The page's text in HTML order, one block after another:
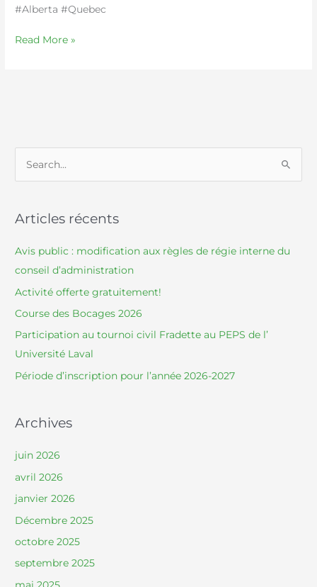
#Alberta #Quebec
Read More »
r
r
:
Articles récents
Avis public : modification aux règles de régie interne du
conseil d’administration
Activité offerte gratuitement!
Course des Bocages 2026
Participation au tournoi civil Fradette au PEPS de l’
Université Laval
Période d’inscription pour l’année 2026-2027
Archives
juin 2026
avril 2026
janvier 2026
Décembre 2025
octobre 2025
septembre 2025
mai 2025